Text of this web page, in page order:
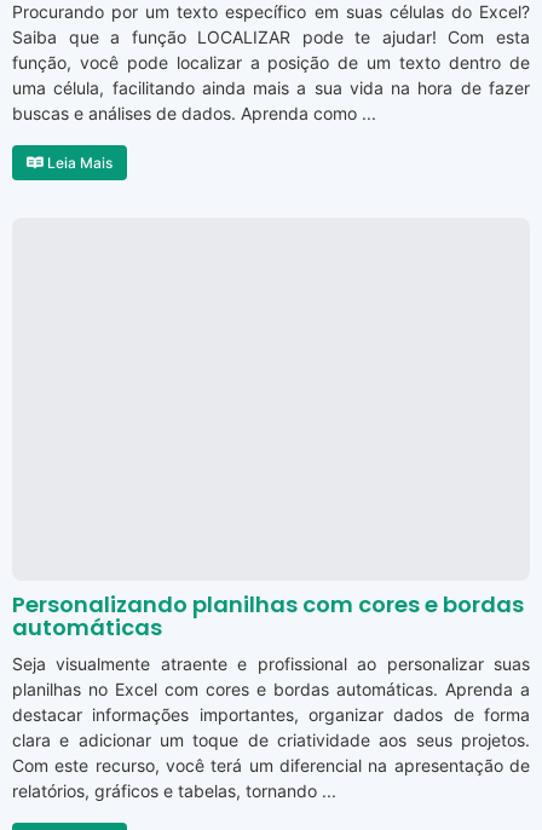
Procurando por um texto específico em suas células do Excel?
Saiba que a função LOCALIZAR pode te ajudar! Com esta
função, você pode localizar a posição de um texto dentro de
uma célula, facilitando ainda mais a sua vida na hora de fazer
buscas e análises de dados. Aprenda como ...
Leia Mais
Personalizando planilhas com cores e bordas
automáticas
Seja visualmente atraente e profissional ao personalizar suas
planilhas no Excel com cores e bordas automáticas. Aprenda a
destacar informações importantes, organizar dados de forma
clara e adicionar um toque de criatividade aos seus projetos.
Com este recurso, você terá um diferencial na apresentação de
relatórios, gráficos e tabelas, tornando ...